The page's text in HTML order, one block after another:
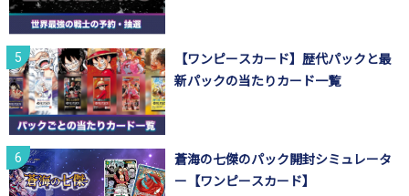
【ワンピースカード】歴代パックと最
新パックの当たりカード一覧
蒼海の七傑のパック開封シミュレータ
ー【ワンピースカード】